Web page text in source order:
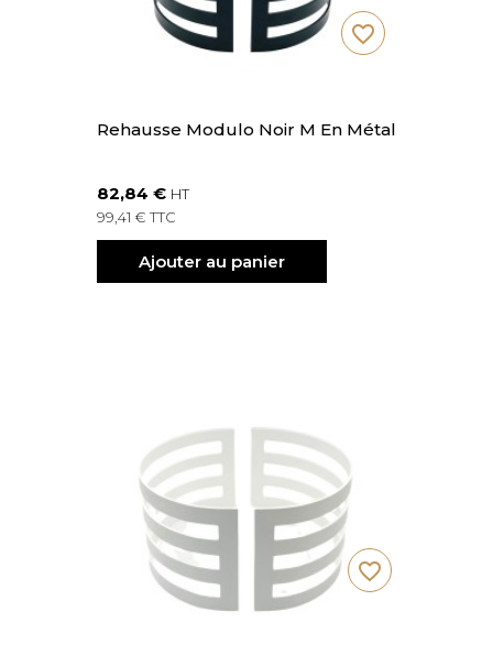
Rehausse Modulo Noir M En Métal
82,84 € HT
99,41 € TTC
Ajouter au panier
favorite_border
favorite_border